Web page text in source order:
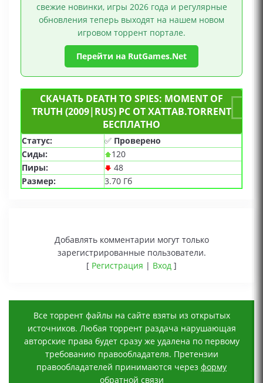
свежие новинки, игры 2026 года и регулярные
обновления теперь выходят на нашем новом
игровом торрент портале.
Перейти на RutGames.Net
СКАЧАТЬ DEATH TO SPIES: MOMENT OF
TRUTH (2009|RUS) PC ОТ XATTAB.TORRENT
БЕСПЛАТНО
Статус: ✅ Проверено
Сиды:
120
Пиры:
48
Размер:
3.70 Гб
Добавлять комментарии могут только
зарегистрированные пользователи.
[ Регистрация | Вход ]
Все торрент файлы на сайте взяты из открытых
источников. Любая торрент раздача нарушающая
авторские права будет сразу же удалена по первому
требованию правообладателя. Претензии
правообладателей принимаются через форму
обратной связи